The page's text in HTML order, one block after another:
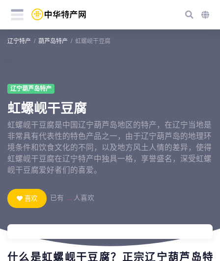
辽宁特产 葫芦岛特产 虹螺岘干豆腐
辽宁葫芦岛特产
虹螺岘干豆腐
虹螺岘干豆腐是中国辽宁葫芦岛地区的特产，在辽宁当地是
非常具有代表性的特色产品之一，由于辽宁葫芦岛的地理环
境条件和饮食文化的不同，以及地方风土人情的差异，使得
虹螺岘干豆腐在辽宁特产中独具一格，享誉盛名，深受虹螺
岘干豆腐爱好者们的喜爱。
喜欢 已有 人喜欢
什么是虹螺岘干豆腐？正宗辽宁葫芦岛特